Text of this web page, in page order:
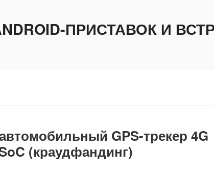
ПРИСТАВОК И
GPS-трекер 4G
(краудфандинг)